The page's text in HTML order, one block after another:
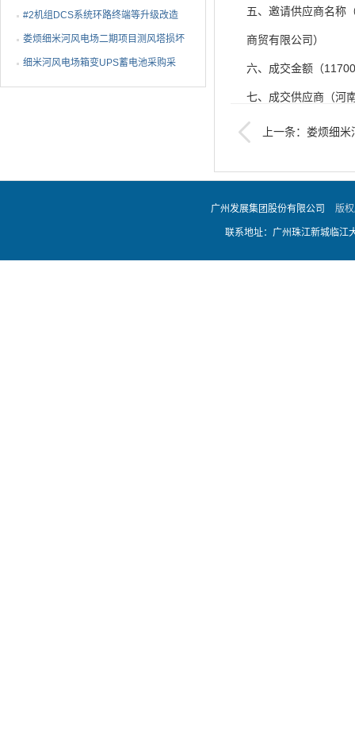
五、邀请供应商名称
商贸有限公司）
六、成交金额（
七、成交供应商（河
八、其他（无）
联系人： 张工
上一条：娄烦细
PE管道定位仪采购项目采...
#2机组DCS系统环路终端等升级改造
物资公开询比采购采购结...
娄烦细米河风电场二期项目测风塔损坏
设备采购采购结果公告
细米河风电场箱变UPS蓄电池采购采
购结果公告
广州发展集团股份有限公司 版
联系地址：广州珠江新城临江